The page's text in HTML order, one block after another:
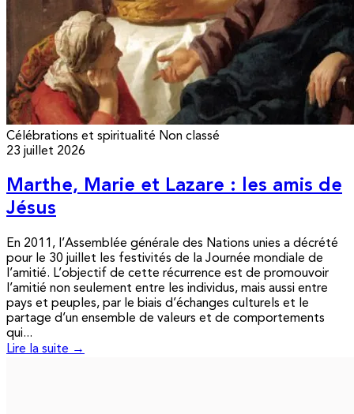
Célébrations et spiritualité Non classé
23 juillet 2026
Marthe, Marie et Lazare : les amis de
Jésus
En 2011, l’Assemblée générale des Nations unies a décrété
pour le 30 juillet les festivités de la Journée mondiale de
l’amitié. L’objectif de cette récurrence est de promouvoir
l’amitié non seulement entre les individus, mais aussi entre
pays et peuples, par le biais d’échanges culturels et le
partage d’un ensemble de valeurs et de comportements
qui...
Lire la suite →